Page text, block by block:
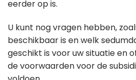
eerder op is.
U kunt nog vragen hebben,
beschikbaar is en welk
geschikt is voor uw situatie en
de voorwaarden voor de